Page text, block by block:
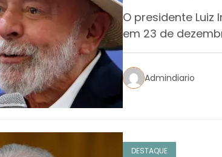
O presidente Luiz
em 23 de
Admindiario
DESTAQUE